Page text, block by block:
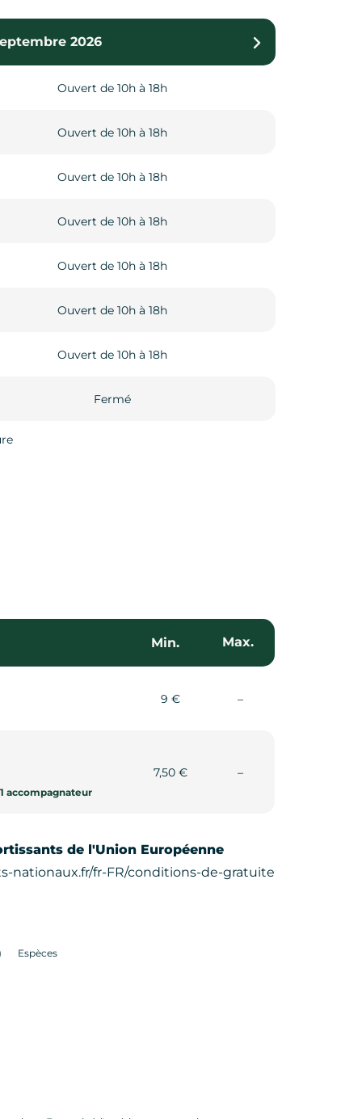
2026
Ouvert de 10h à 18h
Ouvert de 10h à 18h
Ouvert de 10h à 18h
Ouvert de 10h à 18h
Ouvert de 10h à 18h
Ouvert de 10h à 18h
Ouvert de 10h à 18h
Fermé
03 janvier 2027
Fermé
Fermé
de 10h à 12h30 et de 14h à 17h
de 10h à 12h30 et de 14h à 17h
de 10h à 12h30 et de 14h à 17h
de 10h à 12h30 et de 14h à 17h
de 10h à 12h30 et de 14h à 17h
Fermé
Min. Max.
9 € –Non communiqué
accompagnateur
7,50 € –Non communiqué
de l'Union Européenne
nationaux.fr/fr-FR/conditions-de-gratuite
Espèces